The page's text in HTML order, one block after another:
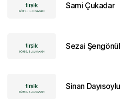
Sami Çukadar
Sezai Şengönül
Sinan Dayısoylu